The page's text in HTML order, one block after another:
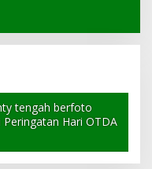
tengah berfoto
Hari OTDA